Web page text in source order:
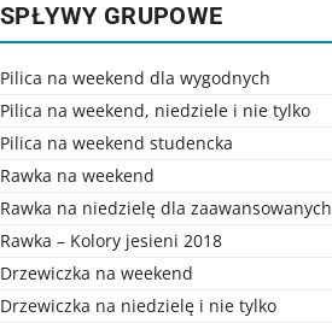
SPŁYWY GRUPOWE
Pilica na weekend dla wygodnych
Pilica na weekend, niedziele i nie tylko
Pilica na weekend studencka
Rawka na weekend
Rawka na niedzielę dla zaawansowanych
Rawka – Kolory jesieni 2018
Drzewiczka na weekend
Drzewiczka na niedzielę i nie tylko